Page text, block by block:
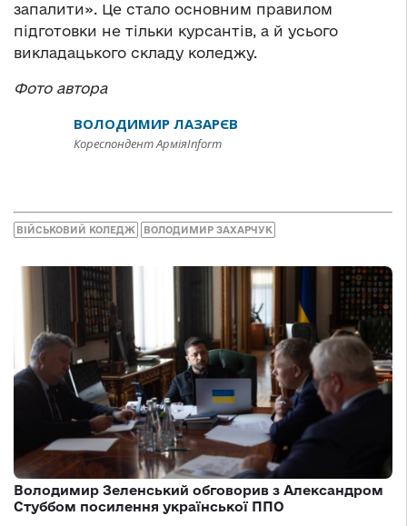
запалити». Це стало основним правилом
підготовки не тільки курсантів, а й усього
викладацького складу коледжу.
Фото автора
ВОЛОДИМИР ЛАЗАРЄВ
Кореспондент АрміяInform
ВІЙСЬКОВИЙ КОЛЕДЖ ВОЛОДИМИР ЗАХАРЧУК
Володимир Зеленський обговорив з Александром
Стуббом посилення української ППО